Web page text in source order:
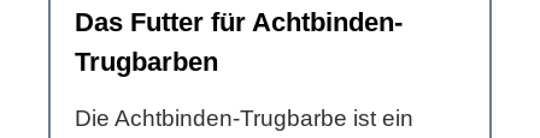
Das Futter für Achtbinden-
Trugbarben
Die Achtbinden-Trugbarbe ist ein